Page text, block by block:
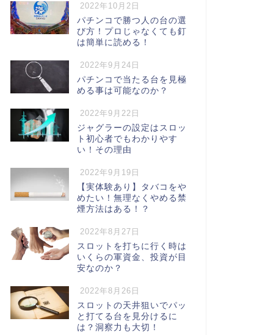
2022年10月2日
パチンコで勝つ人の台の選
び方！プロじゃなくても釘
は簡単に読める！
2022年9月24日
パチンコで当たる台を見極
める事は可能なのか？
2022年9月22日
ジャグラーの設定はスロッ
ト初心者でもわかりやす
い！その理由
2022年9月19日
【実体験あり】タバコをや
めたい！無理なくやめる禁
煙方法はある！？
2022年8月27日
スロットを打ちに行く時は
いくらの軍資金、投資が目
安なのか？
2022年8月26日
スロットの天井狙いでパッ
と打てる台を見分けるに
は？洞察力も大切！